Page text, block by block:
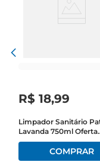
R$ 18,99
Limpador Sanitário
Lavanda 750ml Oferta
Especial